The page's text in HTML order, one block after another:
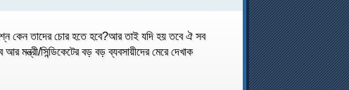
কেন তাদের চোর হতে হবে?আর তাই যদি হয় তবে ঐ সব
মন্ত্রী/সিন্ডিকেটের বড় বড় ব্যবসায়ীদের মেরে দেখাক